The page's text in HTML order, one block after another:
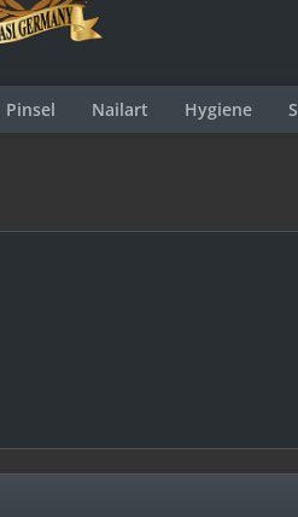
Pinsel Nailart Hygiene